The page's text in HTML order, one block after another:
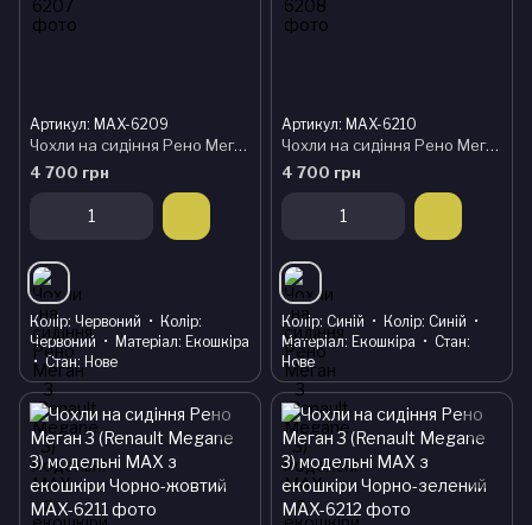
Артикул: MAX-6209
Чохли на сидіння Рено Меган 3 (Renault Megane 3) модельні MAX з екошкіри Чорно-червоний
4 700 грн
Колір Червоний
Колір
Червоний
Матеріал Екошкіра
Стан Нове
Артикул: MAX-6210
Чохли на сидіння Рено Меган 3 (Renault Megane 3) модельні MAX з екошкіри Чорно-синій
4 700 грн
Колір Синій Колір Синій
Матеріал Екошкіра
Стан
Нове